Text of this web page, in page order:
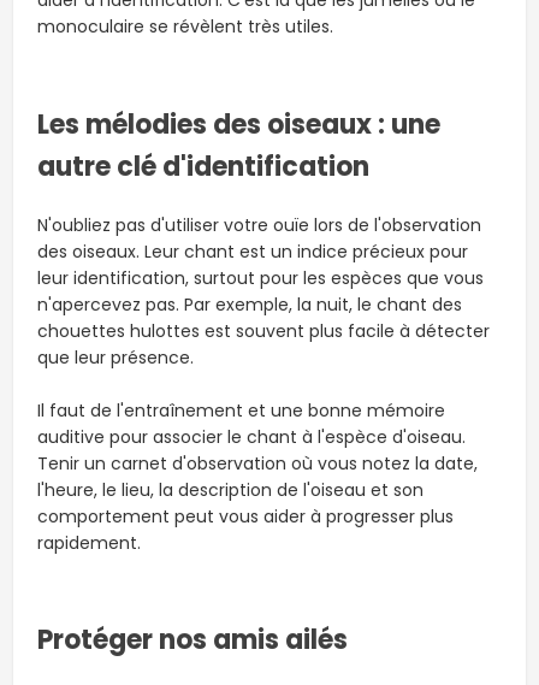
monoculaire se révèlent très utiles.
Les mélodies des oiseaux : une
autre clé d'identification
N'oubliez pas d'utiliser votre ouïe lors de l'observation
des oiseaux. Leur chant est un indice précieux pour
leur identification, surtout pour les espèces que vous
n'apercevez pas. Par exemple, la nuit, le chant des
chouettes hulottes est souvent plus facile à détecter
que leur présence.
Il faut de l'entraînement et une bonne mémoire
auditive pour associer le chant à l'espèce d'oiseau.
Tenir un carnet d'observation où vous notez la date,
l'heure, le lieu, la description de l'oiseau et son
comportement peut vous aider à progresser plus
rapidement.
Protéger nos amis ailés